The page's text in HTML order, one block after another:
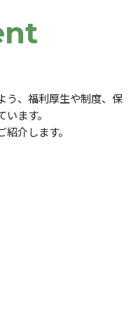
う、福利厚生や制度、保
ます。
介します。